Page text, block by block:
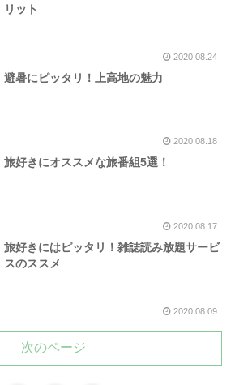
リット
2020.08.24
避暑にピッタリ！上高地の魅力
2020.08.18
旅好きにオススメな旅番組5選！
2020.08.17
旅好きにはピッタリ！雑誌読み放題サービ
スのススメ
2020.08.09
次のページ